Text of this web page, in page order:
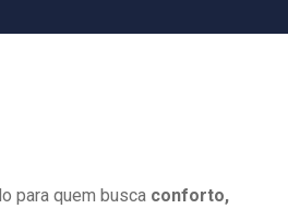
para quem busca conforto,